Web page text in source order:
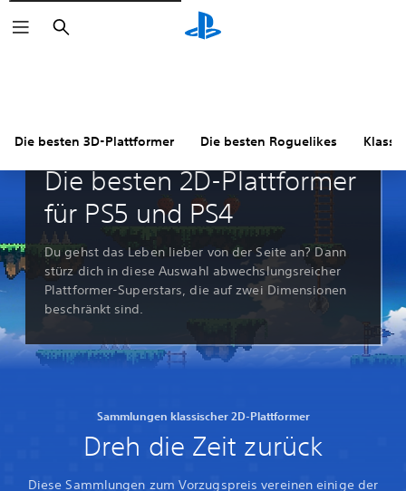
Suchen
Die besten 3D-Plattformer Die besten Roguelikes
Die besten 2D-Plattformer
für PS5 und PS4
Du gehst das Leben lieber von der Seite an? Dann
stürz dich in diese Auswahl abwechslungsreicher
Plattformer-Superstars, die auf zwei Dimensionen
beschränkt sind.
Sammlungen klassischer 2D-Plattformer
Dreh die Zeit zurück
Diese Sammlungen zum Vorzugspreis vereinen einige der